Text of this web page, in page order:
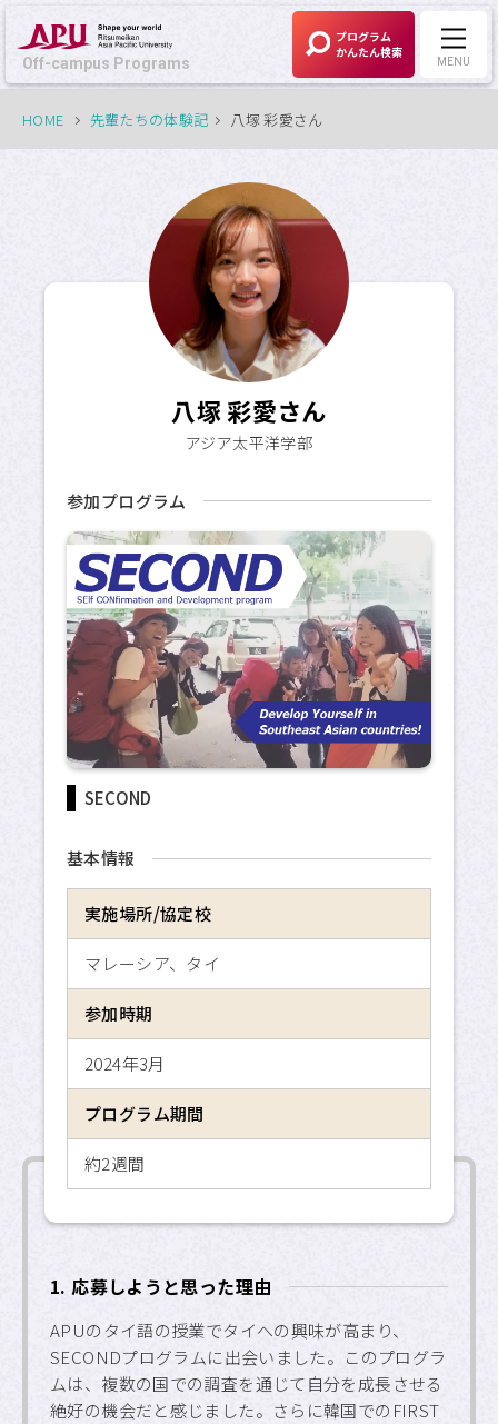
Off-campus Programs
プログラム
かんたん検索
HOME 先輩たちの体験記 八塚 彩愛さん
八塚 彩愛さん
アジア太平洋学部
参加プログラム
SECOND
基本情報
実施場所/協定校
マレーシア、タイ
参加時期
2024年3月
プログラム期間
約2週間
1. 応募しようと思った理由
APUのタイ語の授業でタイへの興味が高まり、
SECONDプログラムに出会いました。このプログラ
ムは、複数の国での調査を通じて自分を成長させる
絶好の機会だと感じました。さらに韓国でのFIRST
MENU
Off-campus Programs
LANGUAGE: English
募集中プログラム
Off-campus Programsとは
海外交換留学
危機管理
留学のための奨学金制度
APUへの留学
サイトマップ
APU公式Webサイト
APU SALC
APU サービスラーニング・
APU 学生留学アドバイザー